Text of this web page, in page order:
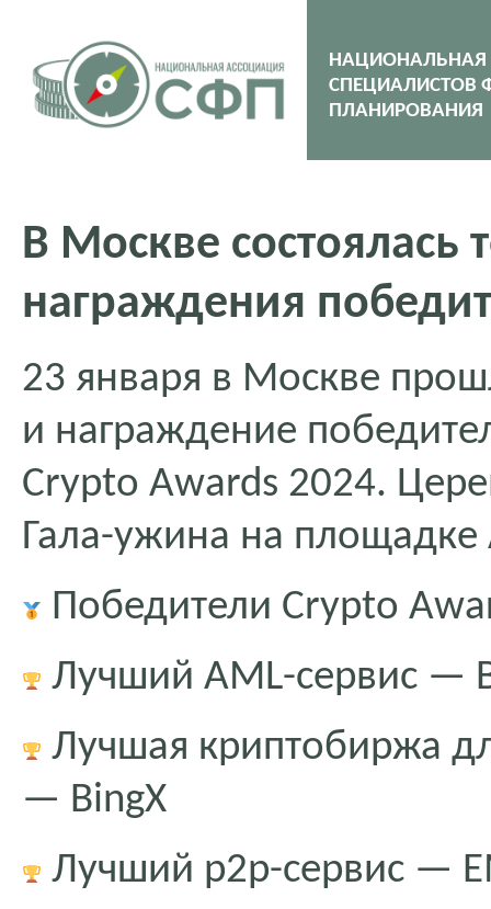
НАЦИОНАЛЬНАЯ
СПЕЦИАЛИСТОВ
ПЛАНИРОВАНИЯ
В Москве состоялась
награждения
23 января в Москве
и награждение
Crypto Awards 2024.
Гала-ужина на
Победители Crypto
Лучший AML-сервис —
Лучшая криптобиржа
— BingX
Лучший p2p-сервис —